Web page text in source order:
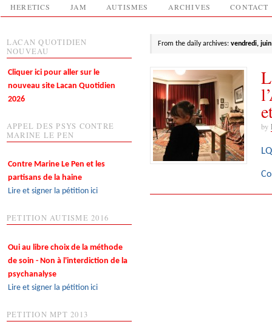
HERETICS JAM AUTISMES ARCHIVES CONTACT
From the daily archives: vendredi,
by
LACAN QUOTIDIEN
NOUVEAU
Cliquer ici pour aller sur le
nouveau site Lacan Quotidien
2026
APPEL DES PSYS CONTRE
MARINE LE PEN
Contre Marine Le Pen et les
partisans de la haine
Lire et signer la pétition ici
PETITION AUTISME 2016
Oui au libre choix de la méthode
de soin - Non à l'interdiction de la
psychanalyse
Lire et signer la pétition ici
PETITION MPT 2013